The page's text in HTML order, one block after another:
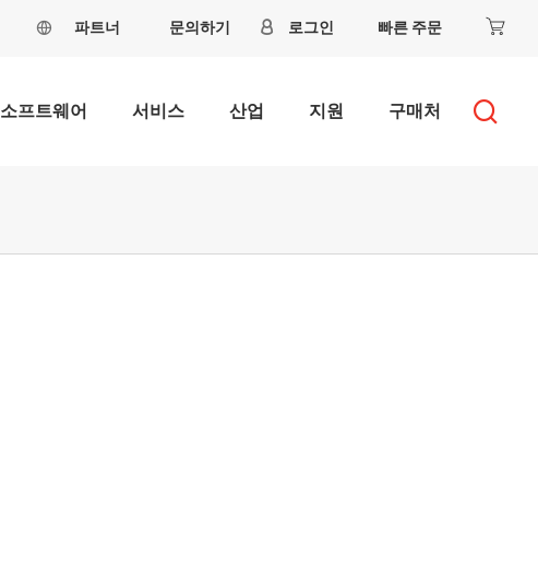
파트너 문의하기 로그인 빠른 주문
소프트웨어 서비스 산업 지원 구매처